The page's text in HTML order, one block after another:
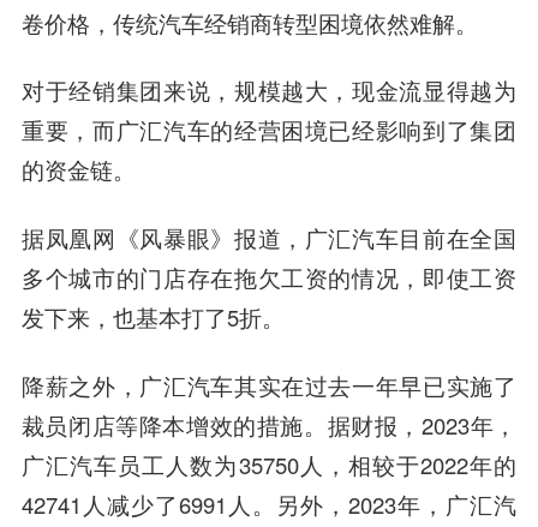
卷价格，传统汽车经销商转型困境依然难解。
对于经销集团来说，规模越大，现金流显得越为
重要，而广汇汽车的经营困境已经影响到了集团
的资金链。
据凤凰网《风暴眼》报道，广汇汽车目前在全国
多个城市的门店存在拖欠工资的情况，即使工资
发下来，也基本打了5折。
降薪之外，广汇汽车其实在过去一年早已实施了
裁员闭店等降本增效的措施。据财报，2023年，
广汇汽车员工人数为35750人，相较于2022年的
42741人减少了6991人。另外，2023年，广汇汽